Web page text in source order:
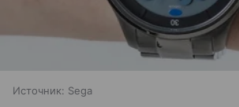
Источник: Sega